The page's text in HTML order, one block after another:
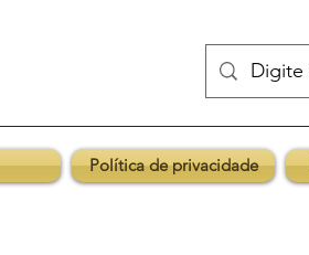
Política de privacidade